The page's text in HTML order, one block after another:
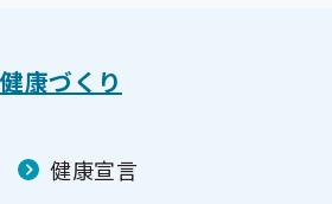
健康づくり
健康宣言